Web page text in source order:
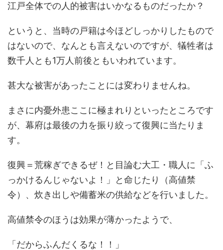
江戸全体での人的被害はいかなるものだったか？
というと、当時の戸籍は今ほどしっかりしたもので
はないので、なんとも言えないのですが、犠牲者は
数千人とも1万人前後ともいわれています。
甚大な被害があったことには変わりませんね。
まさに内憂外患ここに極まれりといったところです
が、幕府は最後の力を振り絞って復興に当たりま
す。
復興＝荒稼ぎできるぜ！と目論む大工・職人に「ふ
っかけるんじゃないよ！」と命じたり（高値禁
令）、炊き出しや備蓄米の供給などを行いました。
高値禁令のほうは効果が薄かったようで、
「だからふんだくるな！！」